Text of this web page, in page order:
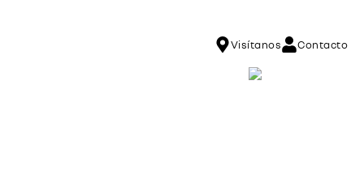
Visítanos Contacto